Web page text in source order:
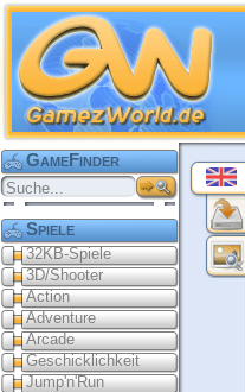
GameFinder
Spiele
32KB-Spiele
3D/Shooter
Action
Adventure
Arcade
Geschicklichkeit
Jump'n'Run